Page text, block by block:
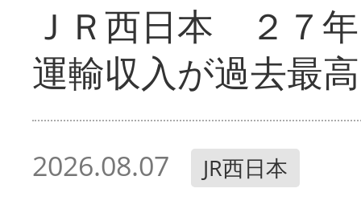
ＪＲ西日本 ２７
運輸収入が過去最高
2026.08.07 JR西日本